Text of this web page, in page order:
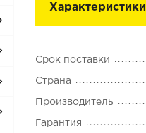
Характеристики
Срок поставки
Страна
Производитель
Гарантия